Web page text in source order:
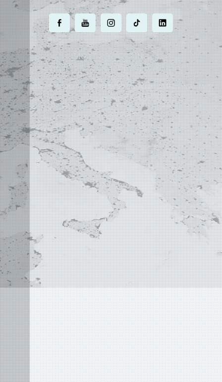
. . . . .
MOST POWERFUL
AUTOCAD ADD-ONON EARTH
©2004 - 2026 APLUS ·POLITYKA PRYWATNOŚCI·WARUNKI UŻYTKOWANIA·MAPA
STRONY